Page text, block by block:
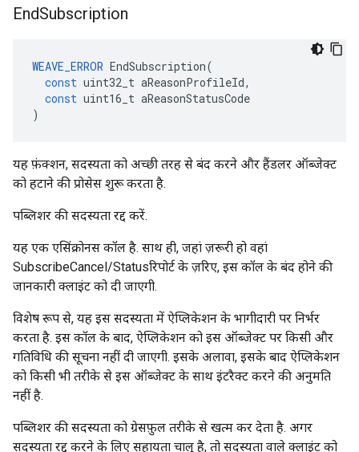
EndSubscription
WEAVE_ERROR EndSubscription(
const uint32_t aReasonProfileId,
const uint16_t aReasonStatusCode
)
यह फ़ंक्शन, सदस्यता को अच्छी तरह से बंद करने और हैंडलर ऑब्जेक्ट
को हटाने की प्रोसेस शुरू करता है.
पब्लिशर की सदस्यता रद्द करें.
यह एक एसिंक्रोनस कॉल है. साथ ही, जहां ज़रूरी हो वहां
SubscribeCancel/Statusरिपोर्ट के ज़रिए, इस कॉल के बंद होने की
जानकारी क्लाइंट को दी जाएगी.
विशेष रूप से, यह इस सदस्यता में ऐप्लिकेशन के भागीदारी पर निर्भर
करता है. इस कॉल के बाद, ऐप्लिकेशन को इस ऑब्जेक्ट पर किसी और
गतिविधि की सूचना नहीं दी जाएगी. इसके अलावा, इसके बाद ऐप्लिकेशन
को किसी भी तरीके से इस ऑब्जेक्ट के साथ इंटरैक्ट करने की अनुमति
नहीं है.
पब्लिशर की सदस्यता को ग्रेसफ़ुल तरीके से खत्म कर देता है. अगर
सदस्यता रद्द करने के लिए सहायता चालू है, तो सदस्यता वाले क्लाइंट को